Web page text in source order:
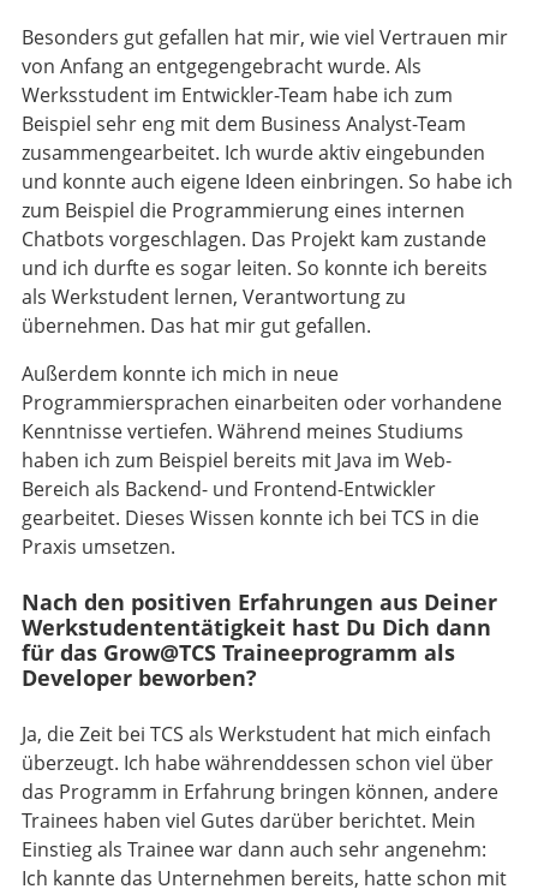
Besonders gut gefallen hat mir, wie viel Vertrauen mir
von Anfang an entgegengebracht wurde. Als
Werksstudent im Entwickler-Team habe ich zum
Beispiel sehr eng mit dem Business Analyst-Team
zusammengearbeitet. Ich wurde aktiv eingebunden
und konnte auch eigene Ideen einbringen. So habe ich
zum Beispiel die Programmierung eines internen
Chatbots vorgeschlagen. Das Projekt kam zustande
und ich durfte es sogar leiten. So konnte ich bereits
als Werkstudent lernen, Verantwortung zu
übernehmen. Das hat mir gut gefallen.
Außerdem konnte ich mich in neue
Programmiersprachen einarbeiten oder vorhandene
Kenntnisse vertiefen. Während meines Studiums
haben ich zum Beispiel bereits mit Java im Web-
Bereich als Backend- und Frontend-Entwickler
gearbeitet. Dieses Wissen konnte ich bei TCS in die
Praxis umsetzen.
Nach den positiven Erfahrungen aus Deiner
Werkstudententätigkeit hast Du Dich dann
für das Grow@TCS Traineeprogramm als
Developer beworben?
Ja, die Zeit bei TCS als Werkstudent hat mich einfach
überzeugt. Ich habe währenddessen schon viel über
das Programm in Erfahrung bringen können, andere
Trainees haben viel Gutes darüber berichtet. Mein
Einstieg als Trainee war dann auch sehr angenehm:
Ich kannte das Unternehmen bereits, hatte schon mit